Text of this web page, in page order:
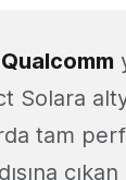
Qualcomm
Solara
tam